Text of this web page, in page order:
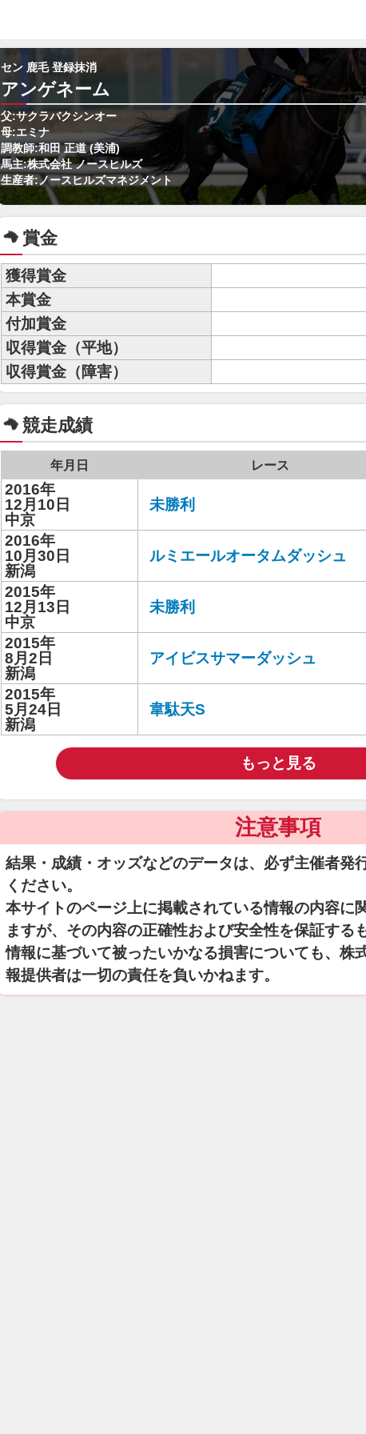
セン 鹿毛 登録抹消
アンゲネーム
父:サクラバクシンオー
母:エミナ
調教師:和田 正道 (美浦)
馬主:株式会社 ノースヒルズ
生産者:ノースヒルズマネジメント
賞金
獲得賞金
本賞金
付加賞金
収得賞金（平地）
収得賞金（障害）
競走成績
年月日 レース
2016年
12月10日
中京
未勝利
2016年
10月30日
新潟
ルミエールオータムダッシュ
2015年
12月13日
中京
未勝利
2015年
8月2日
新潟
アイビスサマーダッシュ
2015年
5月24日
新潟
韋駄天S
もっと見る
注意事項
結果・成績・オッズなどのデータは、必ず主催者発
ください。
本サイトのページ上に掲載されている情報の内容に
ますが、その内容の正確性および安全性を保証する
情報に基づいて被ったいかなる損害についても、株
報提供者は一切の責任を負いかねます。